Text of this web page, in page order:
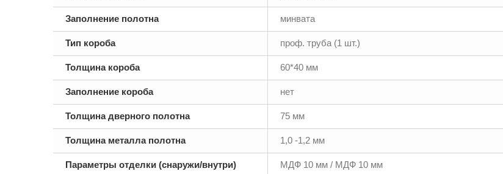
Заполнение полотна минвата
Тип короба проф. труба (1 шт.)
Толщина короба 60*40 мм
Заполнение короба нет
Толщина дверного полотна 75 мм
Толщина металла полотна 1,0 -1,2 мм
Параметры отделки (снаружи/внутри) МДФ 10 мм / МДФ 10 мм